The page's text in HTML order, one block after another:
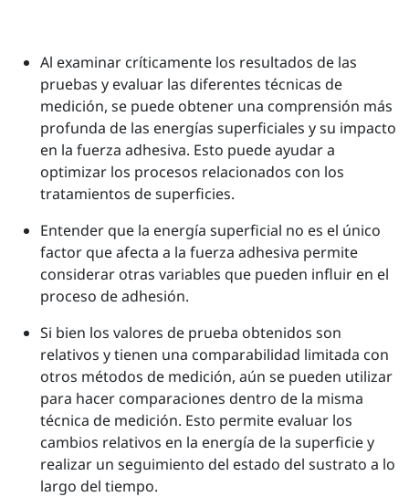
Al examinar críticamente los resultados de las
pruebas y evaluar las diferentes técnicas de
medición, se puede obtener una comprensión más
profunda de las energías superficiales y su impacto
en la fuerza adhesiva. Esto puede ayudar a
optimizar los procesos relacionados con los
tratamientos de superficies.
Entender que la energía superficial no es el único
factor que afecta a la fuerza adhesiva permite
considerar otras variables que pueden influir en el
proceso de adhesión.
Si bien los valores de prueba obtenidos son
relativos y tienen una comparabilidad limitada con
otros métodos de medición, aún se pueden utilizar
para hacer comparaciones dentro de la misma
técnica de medición. Esto permite evaluar los
cambios relativos en la energía de la superficie y
realizar un seguimiento del estado del sustrato a lo
largo del tiempo.